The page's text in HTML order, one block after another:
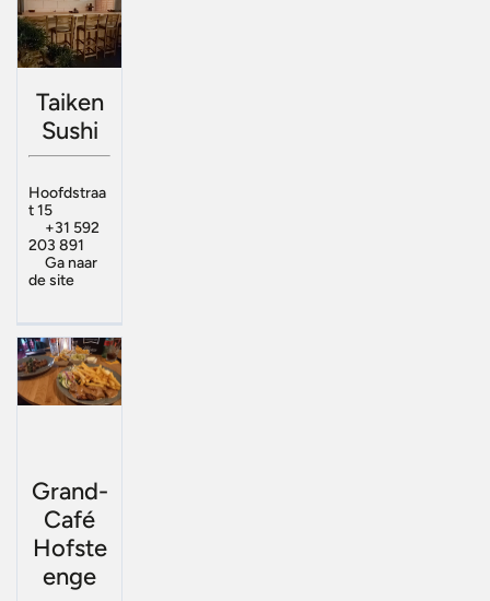
Taiken
Sushi
Hoofdstraa
t 15
+31 592
203 891
Ga naar
de site
Grand-
Café
Hofste
enge